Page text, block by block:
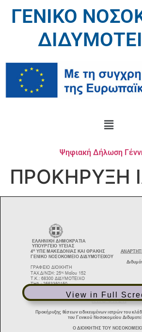
ΓΕΝΙΚΟ
Ψηφιακή Δήλωση
ΠΡΟΚΗΡΥΞΗ
View in Full